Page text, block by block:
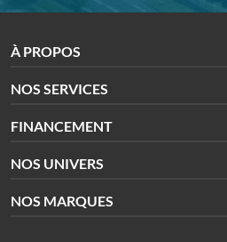
À PROPOS
NOS SERVICES
FINANCEMENT
NOS UNIVERS
NOS MARQUES